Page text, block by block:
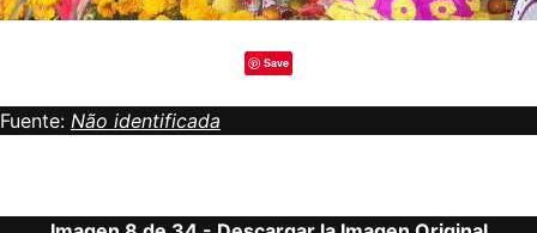
Save
Fuente: Não identificada